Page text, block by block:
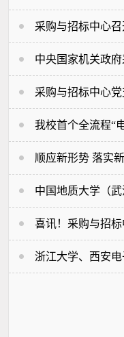
采购与招标中心
中央国家机关政
采购与招标中心
我校首个全流程“
顺应新形势 落实
中国地质大学（
喜讯！采购与招
浙江大学、西安